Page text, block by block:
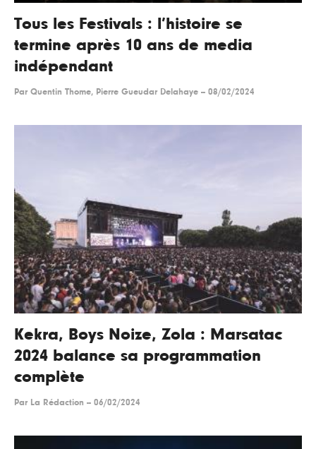
Tous les Festivals : l’histoire se
termine après 10 ans de media
indépendant
Par Quentin Thome, Pierre Gueudar Delahaye -- 08/02/2024
Kekra, Boys Noize, Zola : Marsatac
2024 balance sa programmation
complète
Par La Rédaction -- 06/02/2024